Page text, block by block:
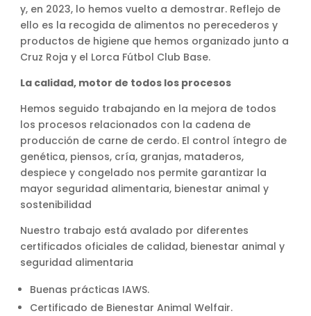
y, en 2023, lo hemos vuelto a demostrar. Reflejo de
ello es la recogida de alimentos no perecederos y
productos de higiene que hemos organizado junto a
Cruz Roja y el Lorca Fútbol Club Base.
La calidad, motor de todos los procesos
Hemos seguido trabajando en la mejora de todos
los procesos relacionados con la cadena de
producción de carne de cerdo. El control íntegro de
genética, piensos, cría, granjas, mataderos,
despiece y congelado nos permite garantizar la
mayor seguridad alimentaria, bienestar animal y
sostenibilidad
Nuestro trabajo está avalado por diferentes
certificados oficiales de calidad, bienestar animal y
seguridad alimentaria
Buenas prácticas IAWS.
Certificado de Bienestar Animal Welfair.